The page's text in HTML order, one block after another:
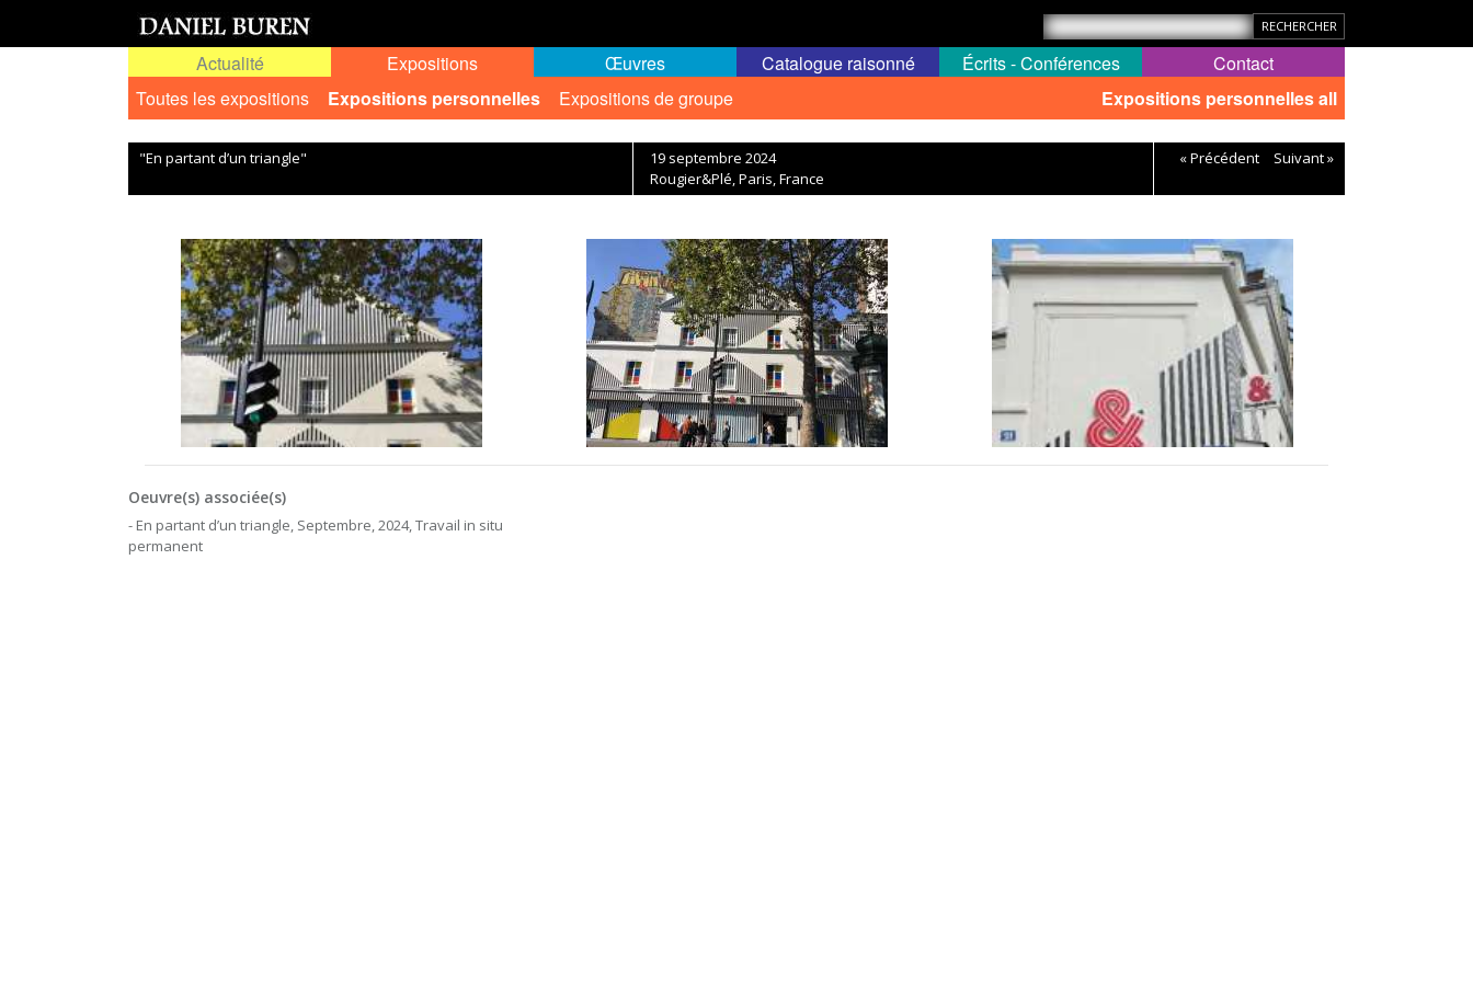
Actualité
Expositions
Toutes les expositions
Expositions personnelles Expositions de groupe Expositions personnelles all
Œuvres Catalogue raisonné Écrits - Conférences Contact
"En partant d’un triangle"
19 septembre 2024
Rougier&Plé, Paris, France
« Précédent Suivant »
Oeuvre(s) associée(s)
- En partant d’un triangle, Septembre, 2024, Travail in situ
permanent